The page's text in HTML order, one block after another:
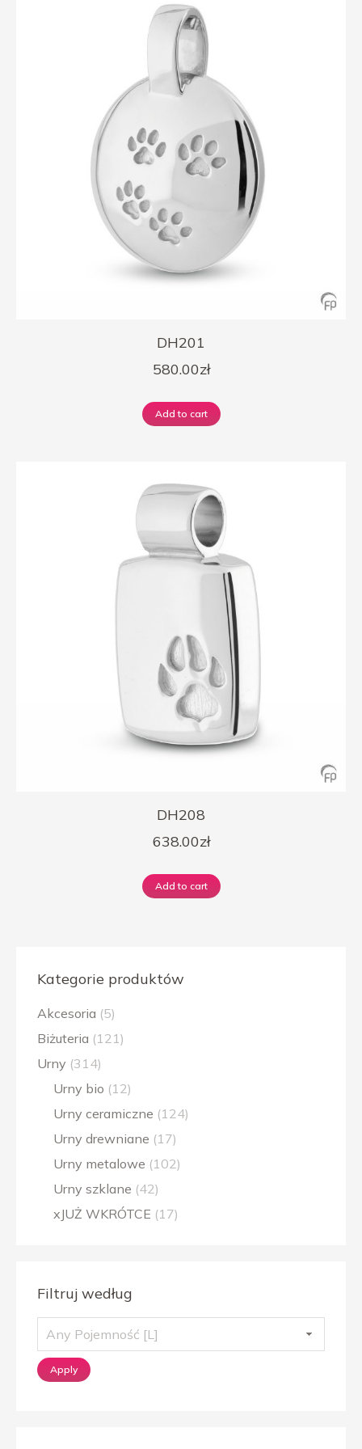
DH201
580.00zł
Add to cart
DH208
638.00zł
Add to cart
Kategorie produktów
Akcesoria (5)
Biżuteria (121)
Urny (314)
Urny bio (12)
Urny ceramiczne (124)
Urny drewniane (17)
Urny metalowe (102)
Urny szklane (42)
xJUŻ WKRÓTCE (17)
Filtruj według
Apply